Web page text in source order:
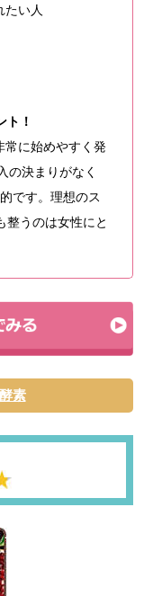
たい人
ト！
始めやすく発
の決まりがなく
です。理想のス
整うのは女性にと
素